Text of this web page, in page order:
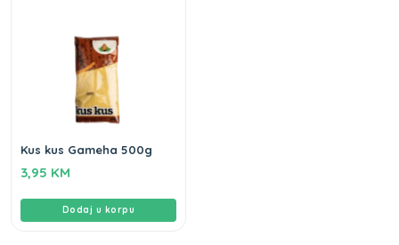
Kus kus Gameha 500g
3,95 KM
Dodaj u korpu